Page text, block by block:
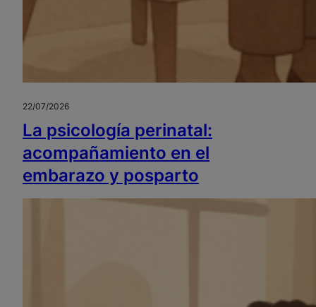
22/07/2026
La psicología perinatal:
acompañamiento en el
embarazo y posparto